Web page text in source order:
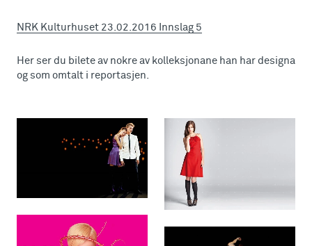
NRK Kulturhuset 23.02.2016 Innslag 5
Her ser du bilete av nokre av kolleksjonane han har designa
og som omtalt i reportasjen.